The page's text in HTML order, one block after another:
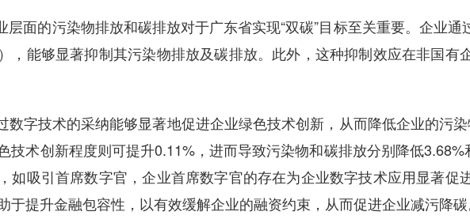
面的污染物排放和碳排放对于广东省实现“双碳”目标至关重要。企业通
，能够显著抑制其污染物排放及碳排放。此外，这种抑制效应在非国有
字技术的采纳能够显著地促进企业绿色技术创新，从而降低企业的污
技术创新程度则可提升0.11%，进而导致污染物和碳排放分别降低
如吸引首席数字官，企业首席数字官的存在为企业数字技术应用显著
于提升金融包容性，以有效缓解企业的融资约束，从而促进企业减污降碳